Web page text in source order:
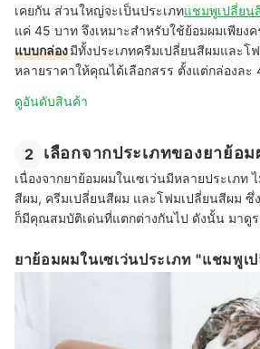
เคยกัน ส่วนใหญ่จะเป็นประเภทแชมพูเปลี่ยน
แค่ 45 บาท จึงเหมาะสำหรับใช้ย้อมผมเพียงค
แบบกล่องมีทั้งประเภทครีมเปลี่ยนสีผมและโ
หลายราคาให้คุณได้เลือกสรร ตั้งแต่กล่องละ
ดูอันดับสินค้า
2 เลือกจากประเภทของยาย้อม
เนื่องจากยาย้อมผมในเซเว่นมีหลายประเภท
สีผม, ครีมเปลี่ยนสีผม และโฟมเปลี่ยนสีผม ซึ่
ก็มีคุณสมบัติเด่นที่แตกต่างกันไป ดังนั้น มาดูร
ยาย้อมผมในเซเว่นประเภท "แชมพูเ